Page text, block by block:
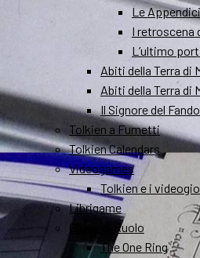
Le
I retroscena
L’ultimo
Abiti della Terra di
Abiti della Terra di
Il Signore del
Tolkien a Fumetti
Tolkien Calendars
Videogames
Tolkien e i
Librigame
Gioco di Ruolo
The One Ring